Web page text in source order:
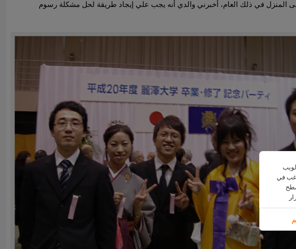
المنزل في ذلك العام، أخبرني والدي أنه يجب علي إيجاد طريقة لحل مشكلة رسوم
في